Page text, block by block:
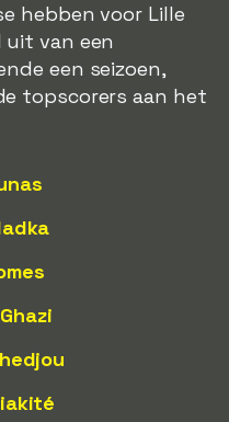
hebben voor Lille
uit van een
een seizoen,
topscorers aan het